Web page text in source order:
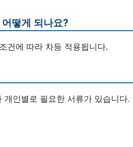
떻게 되나요?
건에 따라 차등 적용됩니다.
인별로 필요한 서류가 있습니다.